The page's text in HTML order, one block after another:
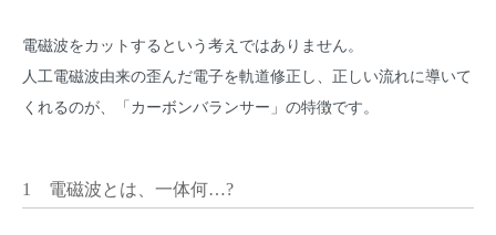
電磁波をカットするという考えではありません。
人工電磁波由来の歪んだ電子を軌道修正し、正しい流れに導いて
くれるのが、「カーボンバランサー」の特徴です。
1 電磁波とは、一体何…?